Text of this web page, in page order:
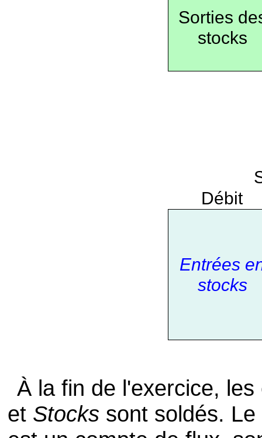
Sorties
stocks
Débit
Entrées
stocks
À la fin de l'exercice,
et Stocks sont soldés.